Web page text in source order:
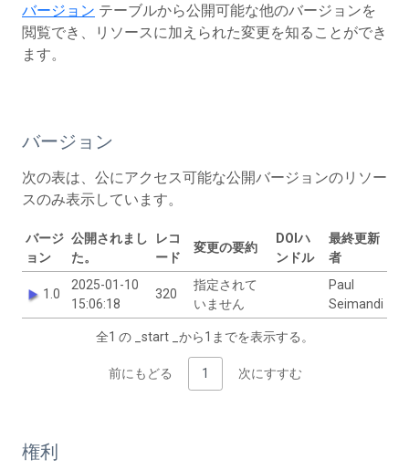
バージョン テーブルから公開可能な他のバージョンを
閲覧でき、リソースに加えられた変更を知ることができ
ます。
バージョン
次の表は、公にアクセス可能な公開バージョンのリソー
スのみ表示しています。
バージ
ョン
公開されまし
た。
レコ
ード
変更の要約
DOIハ
ンドル
最終更新
者
1.0
2025-01-10
15:06:18
320
指定されて
いません
Paul
Seimandi
全1 の _start _から1までを表示する。
前にもどる 1 次にすすむ
権利